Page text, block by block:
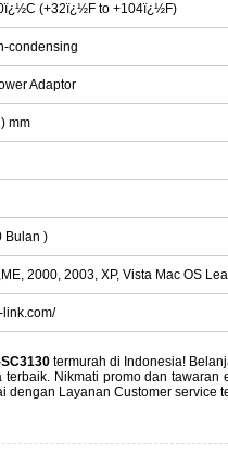
(+32ï¿½F to +104ï¿½F)
condensing
Adaptor
mm
Bulan )
2000, 2003, XP, Vista Mac OS
link.com/
termurah di Indonesia!
Nikmati promo dan tawaran
dengan Layanan Customer service